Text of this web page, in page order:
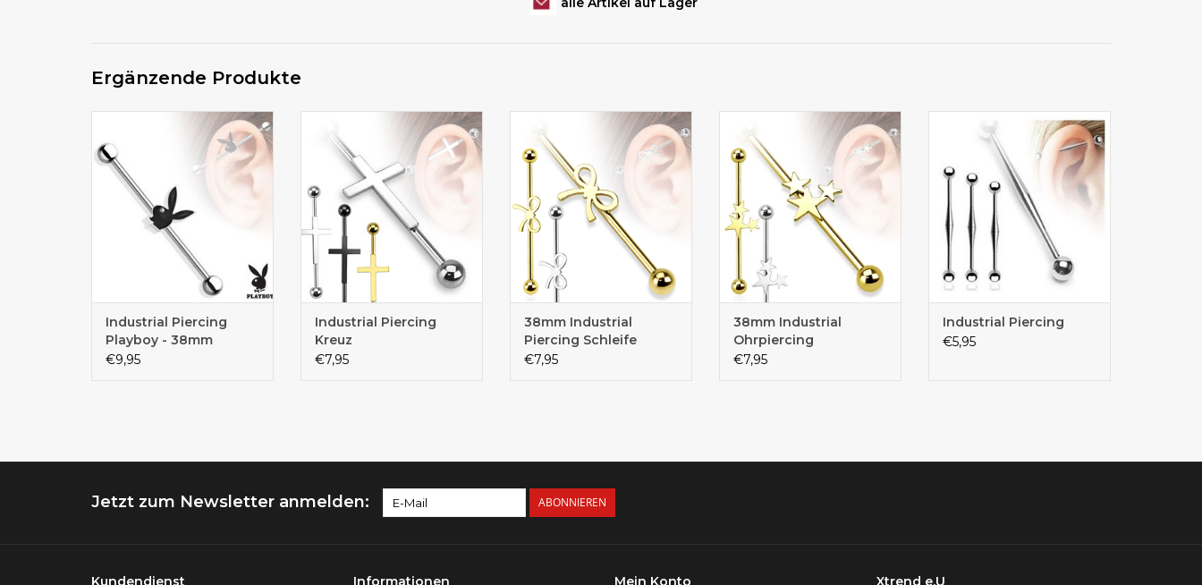
Ergänzende Produkte
Sieht im Ohr richtig cool aus
der schwarze Playboyhase
Industrial Piercing
Playboy - 38mm
€9,95
Industrial Piercing günstig
Industrial Piercing
Kreuz
€7,95
Industrial Piercing günstig
38mm Industrial
Piercing Schleife
€7,95
Industrial Piercing online
38mm Industrial
Ohrpiercing
€7,95
in 31 mm, 34 mm und 37 mm
wählbar
Industrial Piercing
€5,95
Jetzt zum Newsletter anmelden: ABONNIEREN
Kundendienst Informationen Mein Konto Xtrend e.U